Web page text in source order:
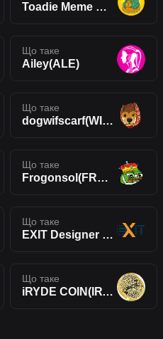
Toadie Meme Coin(TOAD)
Що таке
Ailey(ALE)
Що таке
dogwifscarf(WIFS)
Що таке
Frogonsol(FROG)
Що таке
EXIT Designer Token(EXIT)
Що таке
iRYDE COIN(IRYDE)